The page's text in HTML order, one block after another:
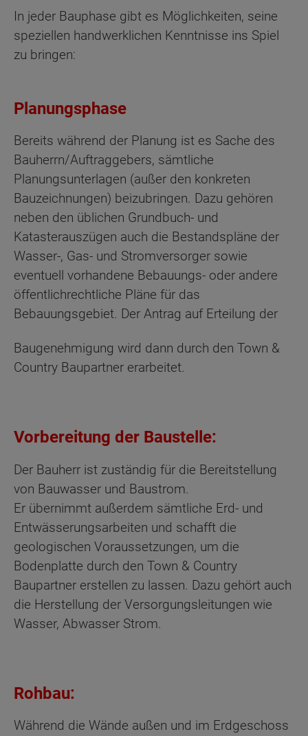
In jeder Bauphase gibt es Möglichkeiten, seine
speziellen handwerklichen Kenntnisse ins Spiel
zu bringen:
Planungsphase
Bereits während der Planung ist es Sache des
Bauherrn/Auftraggebers, sämtliche
Planungsunterlagen (außer den konkreten
Bauzeichnungen) beizubringen. Dazu gehören
neben den üblichen Grundbuch- und
Katasterauszügen auch die Bestandspläne der
Wasser-, Gas- und Stromversorger sowie
eventuell vorhandene Bebauungs- oder andere
öffentlichrechtliche Pläne für das
Bebauungsgebiet. Der Antrag auf Erteilung der
Baugenehmigung wird dann durch den Town &
Country Baupartner erarbeitet.
Vorbereitung der Baustelle:
Der Bauherr ist zuständig für die Bereitstellung
von Bauwasser und Baustrom.
Er übernimmt außerdem sämtliche Erd- und
Entwässerungsarbeiten und schafft die
geologischen Voraussetzungen, um die
Bodenplatte durch den Town & Country
Baupartner erstellen zu lassen. Dazu gehört auch
die Herstellung der Versorgungsleitungen wie
Wasser, Abwasser Strom.
Rohbau:
Während die Wände außen und im Erdgeschoss